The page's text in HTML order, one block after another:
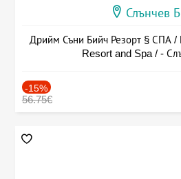
Слънчев
Дрийм Съни Бийч Резорт § СПА
Resort and Spa / -
-15%
56.75€